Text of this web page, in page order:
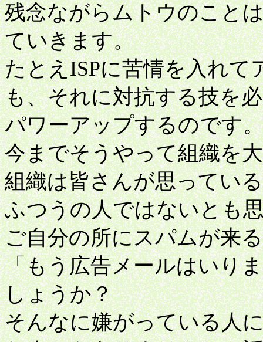
残念ながらムトウのこと
ていきます。
たとえISPに苦情を入れ
も、それに対抗する技を
パワーアップするのです
今までそうやって組織を
組織は皆さんが思ってい
ふつうの人ではないとも
ご自分の所にスパムが来
「もう広告メールはいり
しょうか？
そんなに嫌がっている人